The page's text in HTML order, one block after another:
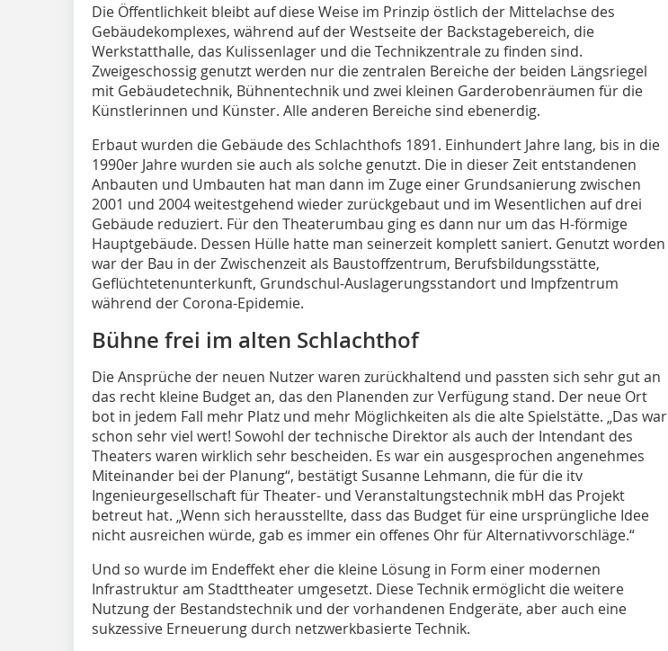
Die Öffentlichkeit bleibt auf diese Weise im Prinzip östlich der Mittelachse des
Gebäudekomplexes, während auf der Westseite der Backstagebereich, die
Werkstatthalle, das Kulissenlager und die Technikzentrale zu finden sind.
Zweigeschossig genutzt werden nur die zentralen Bereiche der beiden Längsriegel
mit Gebäudetechnik, Bühnentechnik und zwei kleinen Garderobenräumen für die
Künstlerinnen und Künster. Alle anderen Bereiche sind ebenerdig.
Erbaut wurden die Gebäude des Schlachthofs 1891. Einhundert Jahre lang, bis in die
1990er Jahre wurden sie auch als solche genutzt. Die in dieser Zeit entstandenen
Anbauten und Umbauten hat man dann im Zuge einer Grundsanierung zwischen
2001 und 2004 weitestgehend wieder zurückgebaut und im Wesentlichen auf drei
Gebäude reduziert. Für den Theaterumbau ging es dann nur um das H-förmige
Hauptgebäude. Dessen Hülle hatte man seinerzeit komplett saniert. Genutzt worden
war der Bau in der Zwischenzeit als Baustoffzentrum, Berufsbildungsstätte,
Geflüchtetenunterkunft, Grundschul-Auslagerungsstandort und Impfzentrum
während der Corona-Epidemie.
Bühne frei im alten Schlachthof
Die Ansprüche der neuen Nutzer waren zurückhaltend und passten sich sehr gut an
das recht kleine Budget an, das den Planenden zur Verfügung stand. Der neue Ort
bot in jedem Fall mehr Platz und mehr Möglichkeiten als die alte Spielstätte. „Das war
schon sehr viel wert! Sowohl der technische Direktor als auch der Intendant des
Theaters waren wirklich sehr bescheiden. Es war ein ausgesprochen angenehmes
Miteinander bei der Planung“, bestätigt Susanne Lehmann, die für die itv
Ingenieurgesellschaft für Theater- und Veranstaltungstechnik mbH das Projekt
betreut hat. „Wenn sich herausstellte, dass das Budget für eine ursprüngliche Idee
nicht ausreichen würde, gab es immer ein offenes Ohr für Alternativvorschläge.“
Und so wurde im Endeffekt eher die kleine Lösung in Form einer modernen
Infrastruktur am Stadttheater umgesetzt. Diese Technik ermöglicht die weitere
Nutzung der Bestandstechnik und der vorhandenen Endgeräte, aber auch eine
sukzessive Erneuerung durch netzwerkbasierte Technik.